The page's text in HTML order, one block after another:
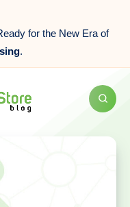
for the New Era of
.